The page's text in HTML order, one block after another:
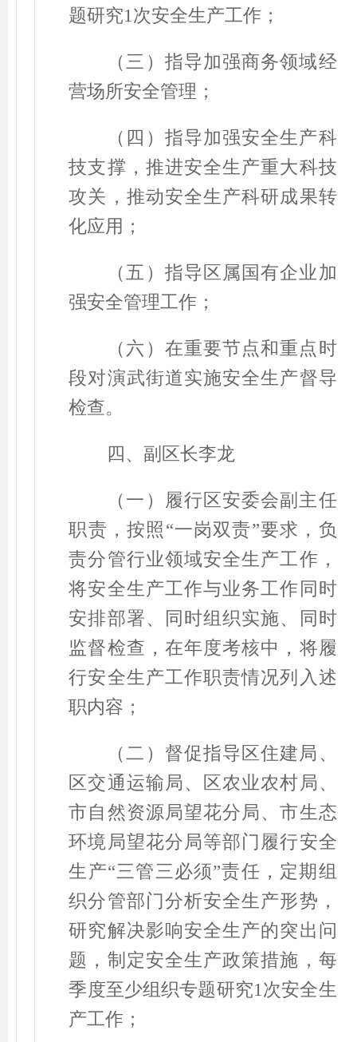
题研究1 次安全生产工作；
（三）指导加强商务领域经
营场所安全管理；
（四）指导加强安全生产科
技支撑，推进安全生产重大科技
攻关，推动安全生产科研成果转
化应用；
（五）指导区属国有企业加
强安全管理工作；
（六）在重要节点和重点时
段对演武街道实施安全生产督导
检查。
四、副区长李龙
（一）履行区安委会副主任
职责，按照 “一岗双责”要求，负
责分管行业领域安全生产工作，
将安全生产工作与业务工作同时
安排部署、同时组织实施、同时
监督检查，在年度考核中，将履
行安全生产工作职责情况列入述
职内容；
（二）督促指导区住建局、
区交通运输局、区农业农村局、
市自然资源局望花分局、市生态
环境局望花分局等部门履行安全
生产“三管三必须”责任，定期组
织分管部门分析安全生产形势，
研究解决影响安全生产的突出问
题，制定安全生产政策措施，每
季度至少组织专题研究1 次安全生
产工作；